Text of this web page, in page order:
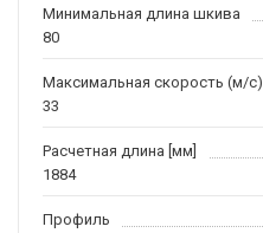
Минимальная длина шкива
80
Максимальная скорость (м/c)
33
Расчетная длина [мм]
1884
Профиль